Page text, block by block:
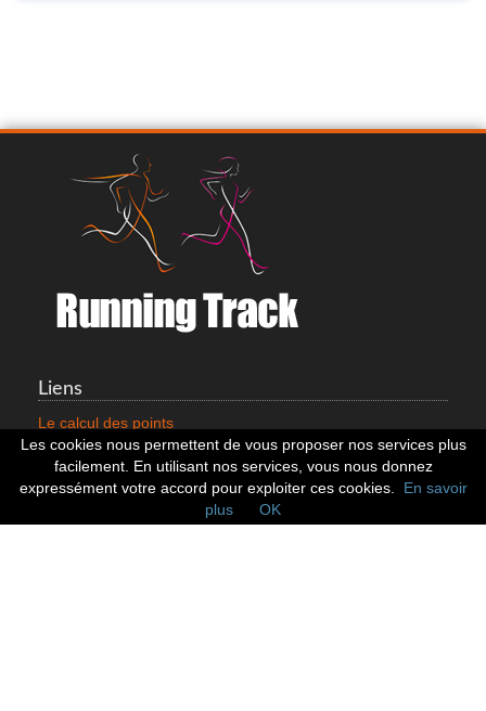
Liens
Le calcul des points
Mentions légales
Nous contacter
Cookies
Statistiques
Les cookies nous permettent de vous proposer nos services plus
facilement. En utilisant nos services, vous nous donnez
expressément votre accord pour exploiter ces cookies.
En savoir
plus
OK